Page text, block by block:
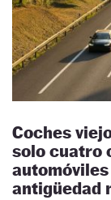
Coches
solo cuatro
automóviles
antigüedad